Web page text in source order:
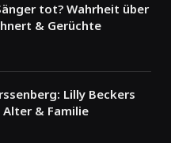
tot? Wahrheit über
& Gerüchte
Lilly Beckers
Alter & Familie